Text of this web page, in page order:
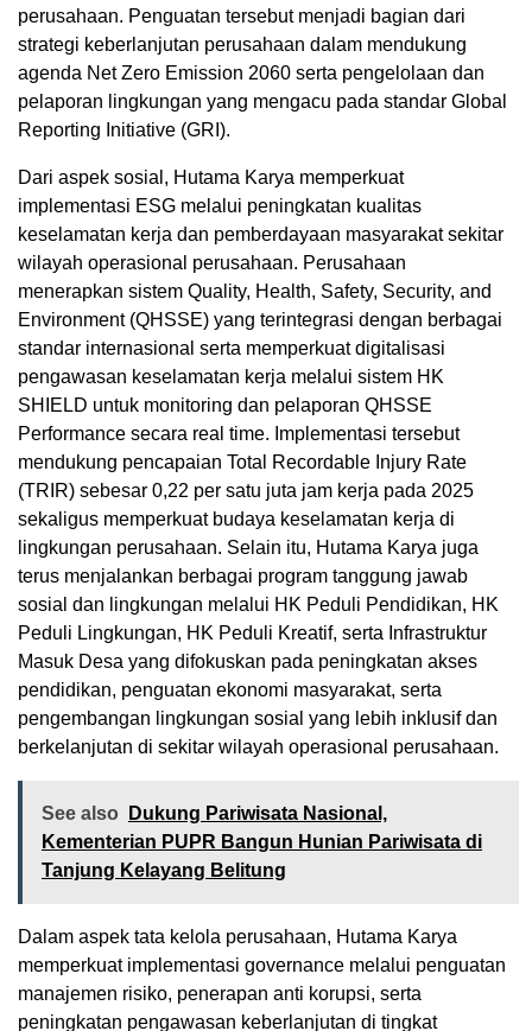
perusahaan. Penguatan tersebut menjadi bagian dari
strategi keberlanjutan perusahaan dalam mendukung
agenda Net Zero Emission 2060 serta pengelolaan dan
pelaporan lingkungan yang mengacu pada standar Global
Reporting Initiative (GRI).
Dari aspek sosial, Hutama Karya memperkuat
implementasi ESG melalui peningkatan kualitas
keselamatan kerja dan pemberdayaan masyarakat sekitar
wilayah operasional perusahaan. Perusahaan
menerapkan sistem Quality, Health, Safety, Security, and
Environment (QHSSE) yang terintegrasi dengan berbagai
standar internasional serta memperkuat digitalisasi
pengawasan keselamatan kerja melalui sistem HK
SHIELD untuk monitoring dan pelaporan QHSSE
Performance secara real time. Implementasi tersebut
mendukung pencapaian Total Recordable Injury Rate
(TRIR) sebesar 0,22 per satu juta jam kerja pada 2025
sekaligus memperkuat budaya keselamatan kerja di
lingkungan perusahaan. Selain itu, Hutama Karya juga
terus menjalankan berbagai program tanggung jawab
sosial dan lingkungan melalui HK Peduli Pendidikan, HK
Peduli Lingkungan, HK Peduli Kreatif, serta Infrastruktur
Masuk Desa yang difokuskan pada peningkatan akses
pendidikan, penguatan ekonomi masyarakat, serta
pengembangan lingkungan sosial yang lebih inklusif dan
berkelanjutan di sekitar wilayah operasional perusahaan.
See also
Dukung Pariwisata Nasional,
Kementerian PUPR Bangun Hunian Pariwisata di
Tanjung Kelayang Belitung
Dalam aspek tata kelola perusahaan, Hutama Karya
memperkuat implementasi governance melalui penguatan
manajemen risiko, penerapan anti korupsi, serta
peningkatan pengawasan keberlanjutan di tingkat